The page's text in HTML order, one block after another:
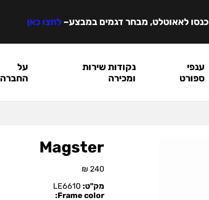
כנסו לאאוטלט, מבחר דגמים במבצע–לחצו כאן
ענפי
ספורט
נקודות שירות
ומכירה
על
החברה
Magster
₪ 240
מק"ט:
Frame color: